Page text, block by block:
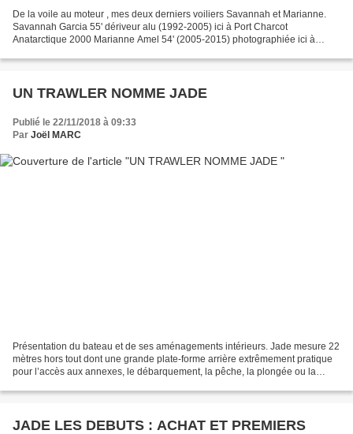
De la voile au moteur , mes deux derniers voiliers Savannah et Marianne.
Savannah Garcia 55' dériveur alu (1992-2005) ici à Port Charcot
Anatarctique 2000 Marianne Amel 54' (2005-2015) photographiée ici à
UN TRAWLER NOMME JADE
Publié le 22/11/2018 à 09:33
Par Joël MARC
Présentation du bateau et de ses aménagements intérieurs. Jade mesure 22
mètres hors tout dont une grande plate-forme arrière extrêmement pratique
pour l’accès aux annexes, le débarquement, la pêche, la plongée ou la
JADE LES DEBUTS : ACHAT ET PREMIERS